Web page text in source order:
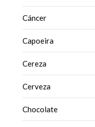
Cáncer
Capoeira
Cereza
Cerveza
Chocolate